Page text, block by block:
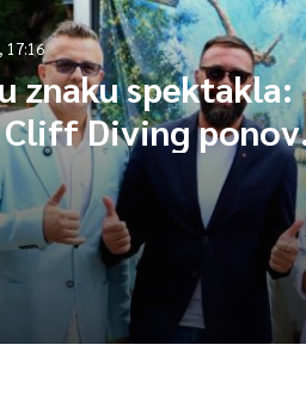
17:16
znaku spektakla:
Cliff Diving
skakače i